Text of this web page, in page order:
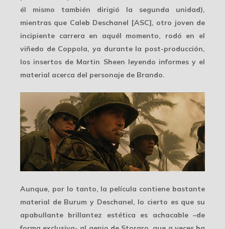
él mismo también dirigió la segunda unidad),
mientras que Caleb Deschanel [ASC], otro joven de
incipiente carrera en aquél momento, rodó en el
viñedo de Coppola, ya durante la post-producción,
los insertos de Martin Sheen leyendo informes y el
material acerca del personaje de Brando.
Aunque, por lo tanto, la película contiene bastante
material de Burum y Deschanel, lo cierto es que su
apabullante brillantez estética es achacable –de